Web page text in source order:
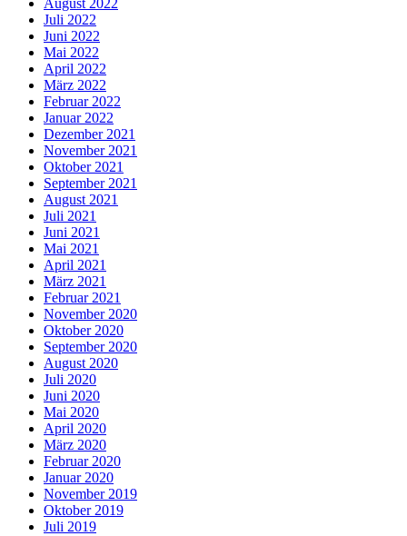
Juli 2022
Juni 2022
Mai 2022
April 2022
März 2022
Februar 2022
Januar 2022
Dezember 2021
November 2021
Oktober 2021
September 2021
August 2021
Juli 2021
Juni 2021
Mai 2021
April 2021
März 2021
Februar 2021
November 2020
Oktober 2020
September 2020
August 2020
Juli 2020
Juni 2020
Mai 2020
April 2020
März 2020
Februar 2020
Januar 2020
November 2019
Oktober 2019
Juli 2019